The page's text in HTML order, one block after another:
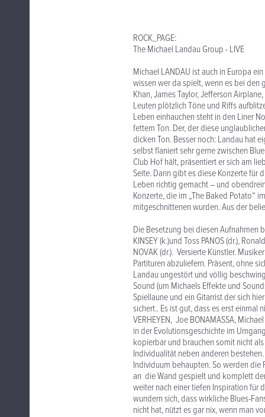
ROCK_PAGE:
The Michael Landau Group - LIVE
Michael LANDAU ist auch in Europa
wissen wer da spielt, wenn es bei den
Khan, James Taylor, Jefferson
Leuten plötzlich Töne und Riffs
Leben einhauchen steht in den Liner
fettem Ton. Der, der diese
dicken Ton. Besser noch: Landau hat
selbst flaniert sehr gerne zwischen
Club Hof hält, präsentiert er sich am
Seite. Dann gibt es diese Konzerte für
Leben richtig gemacht – und
Konzerte, die im „The Baked Potato“
mitgeschnittenen wurden. Aus der
Die Besetzung bei diesen Aufnahmen
KINSEY (k.)und Toss PANOS (dr.),
NOVAK (dr.). Versierte Künstler.
Partituren abzuliefern. Präsent, ohne
Landau ungestört und völlig
Sound (um Michaels Effekte und
Spiellaune und ein Gitarrist der sich
sichert.. Es ist gut, dass es erst einmal
VERHEYEN, Joe BONAMASSA,
in der Evolutionsgeschichte im
kopierbar und brauchen somit nicht
Individualität neben anderen
Individuum behaupten. So werden die
an die Wand gespielt und komplett
weiter nach einer tiefen Inspiration für
wundern sich, dass wirkliche Blues-
nicht hat, nützt es gar nix, wenn man